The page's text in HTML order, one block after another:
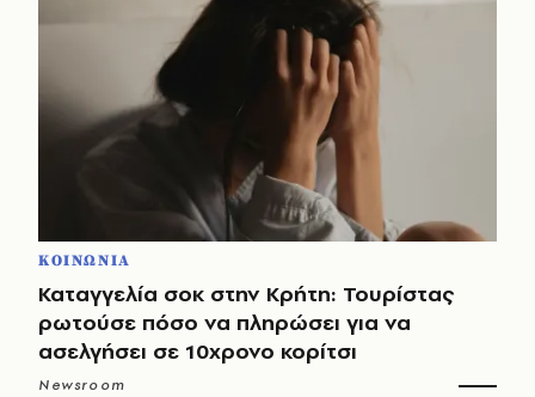
ΚΟΙΝΩΝΙΑ
Καταγγελία σοκ στην Κρήτη: Τουρίστας
ρωτούσε πόσο να πληρώσει για να
ασελγήσει σε 10χρονο κορίτσι
Newsroom